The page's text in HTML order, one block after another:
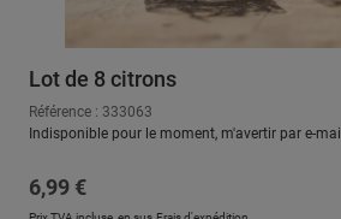
Lot de 8 citrons
Référence : 333063
Indisponible pour le moment, m'avertir par e-mail
Prix régulier :
6,99 €